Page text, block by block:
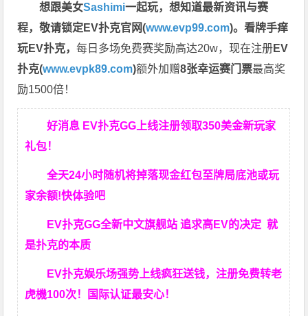
想跟美女Sashimi一起玩，想知道最新资讯与赛
程，敬请锁定EV扑克官网(www.evp99.com)。看牌手痒
玩EV扑克，每日多场免费赛奖励高达20w，现在注册EV
扑克(www.evpk89.com)额外加赠8张幸运赛门票最高奖
励1500倍！
好消息 EV扑克GG上线注册领取350美金新玩家
礼包！
全天24小时随机将掉落现金红包至牌局底池或玩
家余额!快体验吧
EV扑克GG全新中文旗舰站 追求高EV的决定就
是扑克的本质
EV扑克娱乐场强势上线疯狂送钱，注册免费转老
虎機100次！国际认证最安心！